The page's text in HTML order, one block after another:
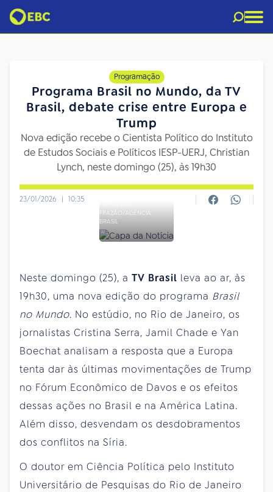
Programação
Programa Brasil no Mundo, da TV
Brasil, debate crise entre Europa e
Trump
Nova edição recebe o Cientista Político do Instituto
de Estudos Sociais e Políticos IESP-UERJ, Christian
Lynch, neste domingo (25), às 19h30
23/01/2026 | 10:35
FRAZÃO/AGÊNCIA
BRASIL
Neste domingo (25), a TV Brasil leva ao ar, às
19h30, uma nova edição do programa Brasil
no Mundo. No estúdio, no Rio de Janeiro, os
jornalistas Cristina Serra, Jamil Chade e Yan
Boechat analisam a resposta que a Europa
tenta dar às últimas movimentações de Trump
no Fórum Econômico de Davos e os efeitos
dessas ações no Brasil e na América Latina.
Além disso, desvendam os desdobramentos
dos conflitos na Síria.
O doutor em Ciência Política pelo Instituto
Universitário de Pesquisas do Rio de Janeiro